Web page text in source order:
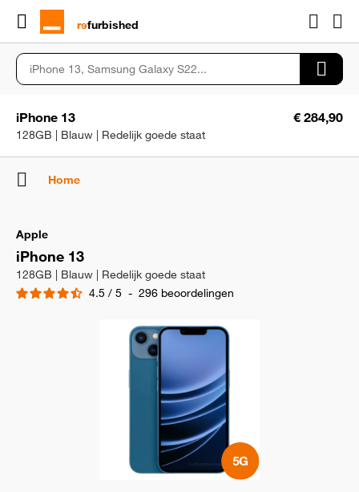
rɘfurbished
iPhone 13
128GB | Blauw | Redelijk goede staat
€ 284,90
Home
Apple
iPhone 13
128GB | Blauw | Redelijk goede staat
4.5 / 5 - 296 beoordelingen